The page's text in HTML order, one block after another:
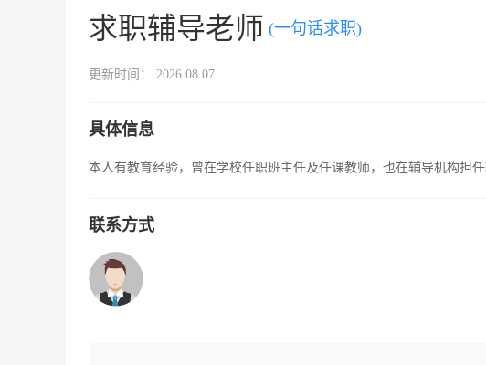
求职辅导老师 (一句话求职)
更新时间： 2026.08.07
具体信息
本人有教育经验，曾在学校任职班主任及任课教师，也在辅导机构担
联系方式